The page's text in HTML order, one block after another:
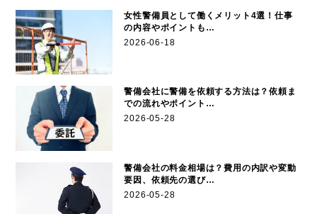
女性警備員として働くメリット4選！仕事
の内容やポイントも…
2026-06-18
警備会社に警備を依頼する方法は？依頼ま
での流れやポイント…
2026-05-28
警備会社の料金相場は？費用の内訳や変動
要因、依頼先の選び…
2026-05-28